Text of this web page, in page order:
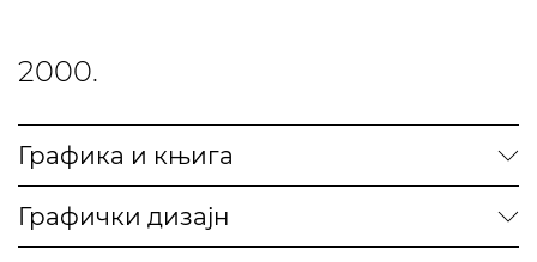
2000.
Графика и књига
Графички дизајн